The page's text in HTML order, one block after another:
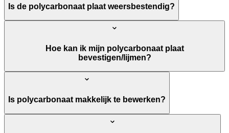
Is de polycarbonaat plaat weersbestendig?
Hoe kan ik mijn polycarbonaat plaat
bevestigen/lijmen?
Is polycarbonaat makkelijk te bewerken?